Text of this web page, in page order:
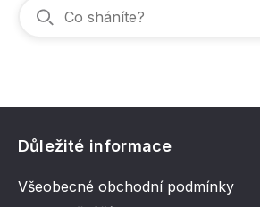
Důležité informace
Všeobecné obchodní podmínky